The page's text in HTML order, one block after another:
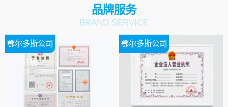
品牌服务
BRAND SERVICE
鄂尔多斯公司
注册
鄂尔多斯公司
注册